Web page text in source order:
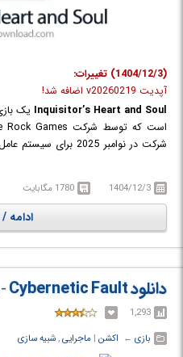
(1404/12/3) تغییرات:
آپدیت v20260219 اضافه شد!
Inquisitor’s Heart and Soul یک
شرکت در نوامبر 2025
دربارهٔ شخصیت‌های فانتزی مجهز به
می‌کنند و شروع به تکرار اشتباهات
استفاده از شمشیر و آتش وارد بازی
کند. گیم‌پلی بازی شامل دو سبک
ماجراجویی آرکید با معماهای ساده و
چالش‌های تازه روبه‌رو شود و
ویژه، گرافیک علمی–تخیلی،
الهام‌بخش، تجربه‌ای عمیق و
و لذت از مراحل با حال و هوای معنوی
اکشن به یک سفر تفکرانه و جذاب تبدیل
1404/12/3 1780 مگابایت
ادامه /
دانلود Cybernetic Fault
1,293
بازی ← ‏ اکشن ‏| ماجرایی,شبیه سازی